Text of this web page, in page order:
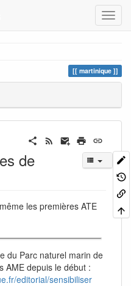
martinique
de
les premières ATE
du Parc naturel marin de
AME depuis le début :
editorial/sensibiliser